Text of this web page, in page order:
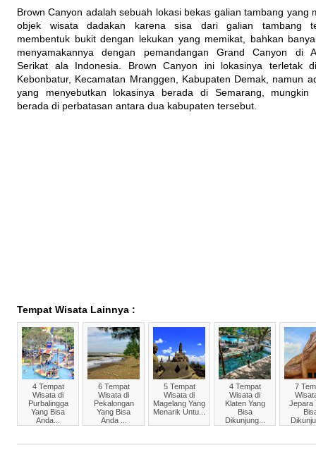
Brown Canyon adalah sebuah lokasi bekas galian tambang yang
objek wisata dadakan karena sisa dari galian tambang
membentuk bukit dengan lekukan yang memikat, bahkan
menyamakannya dengan pemandangan Grand Canyon di
Serikat ala Indonesia. Brown Canyon ini lokasinya terletak
Kebonbatur, Kecamatan Mranggen, Kabupaten Demak, namun
yang menyebutkan lokasinya berada di Semarang, mungkin
berada di perbatasan antara dua kabupaten tersebut.
Tempat Wisata Lainnya :
4 Tempat
Wisata di
Purbalingga
Yang Bisa
Anda...
6 Tempat
Wisata di
Pekalongan
Yang Bisa
Anda ...
5 Tempat
Wisata di
Magelang Yang
Menarik Untu...
4 Tempat
Wisata di
Klaten Yang
Bisa
Dikunjung...
7
Jepara